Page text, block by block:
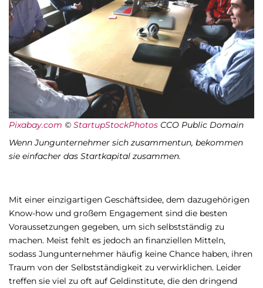
Pixabay.com © StartupStockPhotos CCO Public Domain
Wenn Jungunternehmer sich zusammentun, bekommen
sie einfacher das Startkapital zusammen.
Mit einer einzigartigen Geschäftsidee, dem dazugehörigen
Know-how und großem Engagement sind die besten
Voraussetzungen gegeben, um sich selbstständig zu
machen. Meist fehlt es jedoch an finanziellen Mitteln,
sodass Jungunternehmer häufig keine Chance haben, ihren
Traum von der Selbstständigkeit zu verwirklichen. Leider
treffen sie viel zu oft auf Geldinstitute, die den dringend